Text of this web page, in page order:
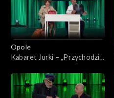
Opole
Kabaret Jurki – „Przychodzi
„KabareTYM”